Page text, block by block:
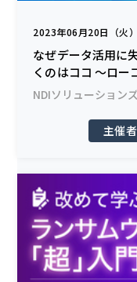
2023年06月20日（火
なぜデータ活用に
くのはココ ～ロー
NDIソリューション
主催